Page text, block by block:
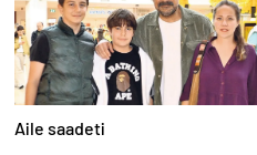
Aile saadeti